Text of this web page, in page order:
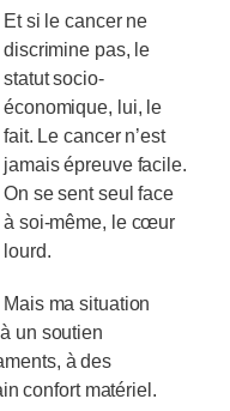
Et si le cancer ne
discrimine pas, le
statut socio-
économique, lui, le
fait. Le cancer n’est
jamais épreuve facile.
On se sent seul face
à soi-même, le cœur
lourd.
Mais ma situation
un soutien
à des
confort matériel.